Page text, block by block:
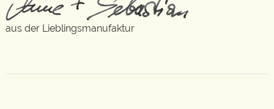
aus der Lieblingsmanufaktur